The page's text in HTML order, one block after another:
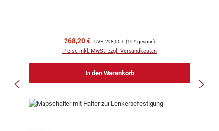
Verkaufspreis:
268,20 € Regulärer Preis:
UVP:298,00 €(10% gespart)
Preise inkl. MwSt. zzgl. Versandkosten
In den Warenkorb